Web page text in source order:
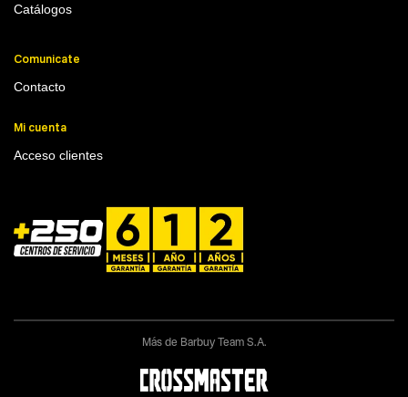
Catálogos
Comunicate
Contacto
Mi cuenta
Acceso clientes
Más de Barbuy Team S.A.